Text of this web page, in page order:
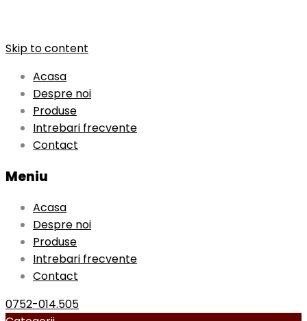
Skip to content
Acasa
Despre noi
Produse
Intrebari frecvente
Contact
Meniu
Acasa
Despre noi
Produse
Intrebari frecvente
Contact
0752-014.505